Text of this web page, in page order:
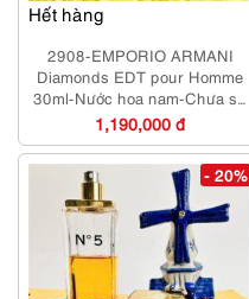
Hết hàng
2908-EMPORIO ARMANI
Diamonds EDT pour Homme
30ml-Nước hoa nam-Chưa sử
dụng
1,190,000 đ
- 20%